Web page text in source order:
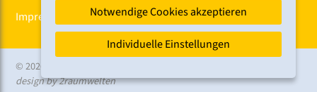
Impressum
© 2026 CHORFEST
design by 2raumwelten
Notwendige Cookies akzeptieren
Individuelle Einstellungen